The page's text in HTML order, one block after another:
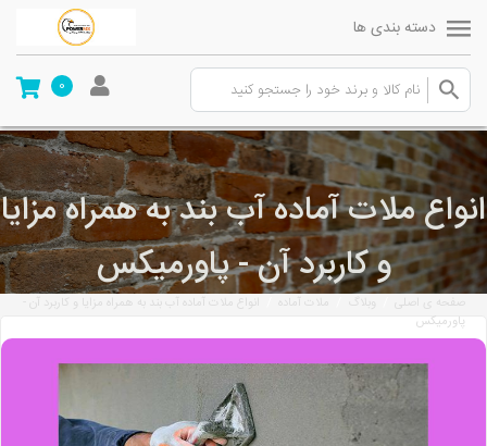
دسته بندی ها
0
انواع ملات‌ آماده آب بند به همراه مزایا
و کاربرد آن - پاورمیکس
صفحه ی اصلی وبلاگ ملات آماده
انواع ملات‌ آماده آب بند به همراه مزایا و کاربرد آن -
پاورمیکس